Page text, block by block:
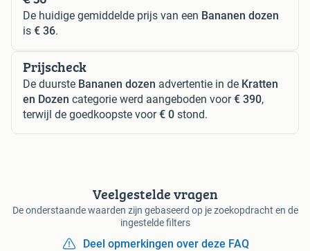
De huidige gemiddelde prijs van een Bananen dozen
is € 36.
Prijscheck
De duurste Bananen dozen advertentie in de Kratten
en Dozen categorie werd aangeboden voor€ 390,
terwijl de goedkoopste voor€ 0 stond.
Veelgestelde vragen
De onderstaande waarden zijn gebaseerd op je zoekopdracht en de
ingestelde filters
Deel opmerkingen over deze FAQ